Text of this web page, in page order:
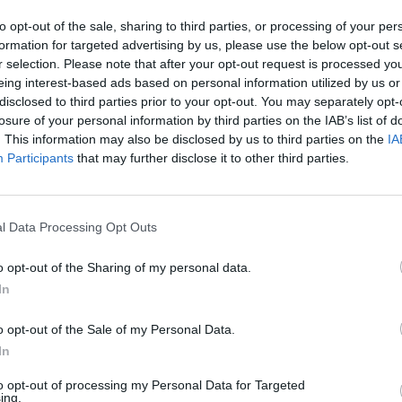
opt-out of the sale, sharing to third parties, or processing of your
for targeted advertising by us, please use the below opt-out
selection. Please note that after your opt-out request is processed
interest-based ads based on personal information utilized by us
to third parties prior to your opt-out. You may separately
of your personal information by third parties on the IAB’s list of
This information may also be disclosed by us to third parties on the
Participants that may further disclose it to other third parties.
Data Processing Opt Outs
opt-out of the Sharing of my personal data.
opt-out of the Sale of my Personal Data.
opt-out of processing my Personal Data for Targeted
à vous débarrasser des moustiques et des mouches
: